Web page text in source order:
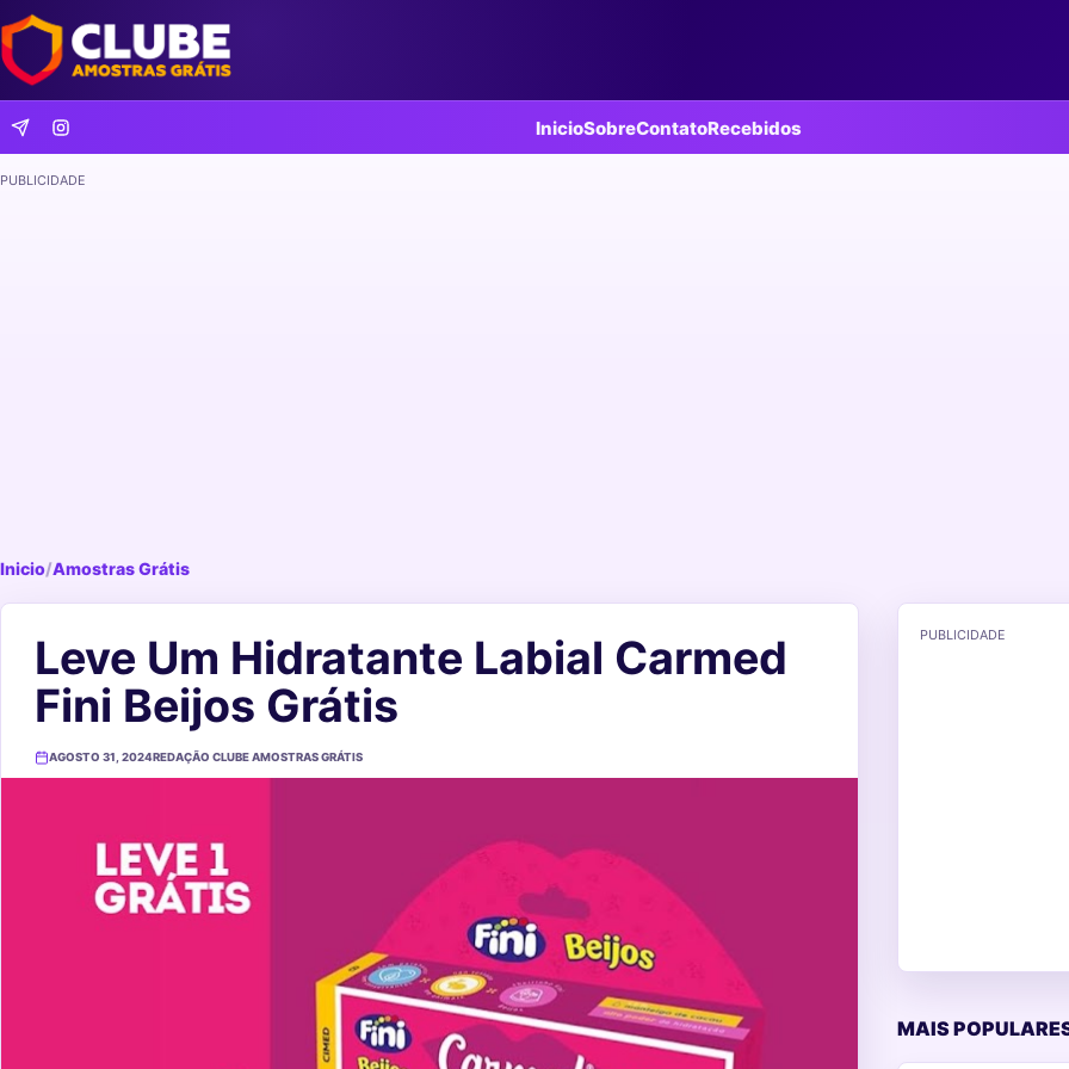
InicioSobreContatoRecebidos
PUBLICIDADE
Inicio/Amostras Grátis
Leve Um Hidratante Labial Carmed
Fini Beijos Grátis
AGOSTO 31, 2024REDAÇÃO CLUBE AMOSTRAS GRÁTIS
PUBLICIDADE
MAIS